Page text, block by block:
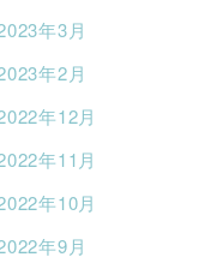
年3月
年2月
年12月
年11月
年10月
年9月